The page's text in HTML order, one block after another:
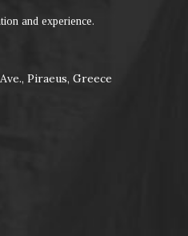
and experience.
Piraeus, Greece